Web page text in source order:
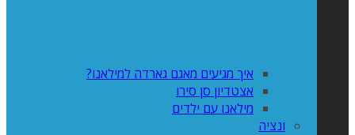
איך מגיעים מאגם גארדה למילאנו?
אצטדיון סן סירו
מילאנו עם ילדים
ונציה